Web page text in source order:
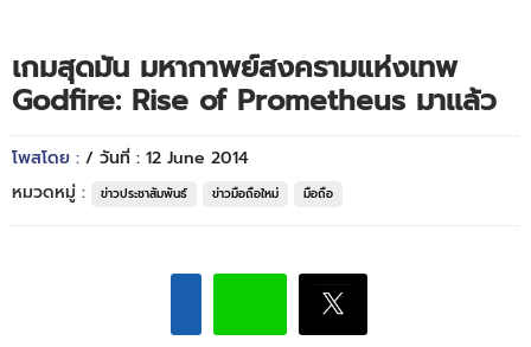
เกมสุดมัน มหากาพย์สงครามแห่งเทพ
Godfire: Rise of Prometheus มาเเล้ว
โพสโดย : / วันที่ : 12 June 2014
หมวดหมู่ :
ข่าวประชาสัมพันธ์ ข่าวมือถือใหม่ มือถือ